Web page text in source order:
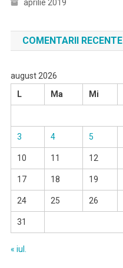
aprilie 2019
COMENTARII RECENTE
august 2026
L
Ma Mi
3 4 5
10 11 12
17 18 19
24 25 26
31
« iul.